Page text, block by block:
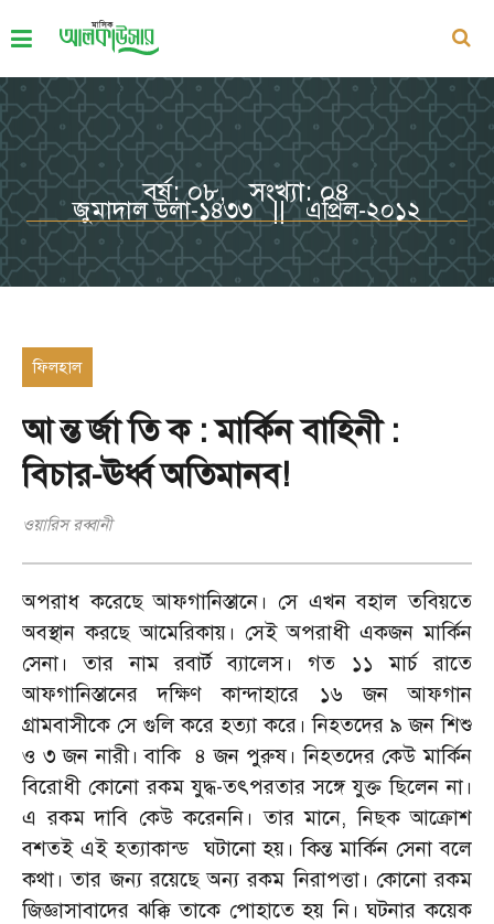
বর্ষ: ০৮, সংখ্যা: ০৪
জুমাদাল উলা-১৪৩৩ || এপ্রিল-২০১২
ফিলহাল
আ ন্ত র্জা তি ক : মার্কিন বাহিনী :
বিচার-ঊর্ধ্ব অতিমানব!
ওয়ারিস রব্বানী
অপরাধ করেছে আফগানিস্তানে। সে এখন বহাল তবিয়তে
অবস্থান করছে আমেরিকায়। সেই অপরাধী একজন মার্কিন
সেনা। তার নাম রবার্ট ব্যালেস। গত ১১ মার্চ রাতে
আফগানিস্তানের দক্ষিণ কান্দাহারে ১৬ জন আফগান
গ্রামবাসীকে সে গুলি করে হত্যা করে। নিহতদের ৯ জন শিশু
ও ৩ জন নারী। বাকি ৪ জন পুরুষ। নিহতদের কেউ মার্কিন
বিরোধী কোনো রকম যুদ্ধ-তৎপরতার সঙ্গে যুক্ত ছিলেন না।
এ রকম দাবি কেউ করেননি। তার মানে, নিছক আক্রোশ
বশতই এই হত্যাকান্ড ঘটানো হয়। কিন্ত মার্কিন সেনা বলে
কথা। তার জন্য রয়েছে অন্য রকম নিরাপত্তা। কোনো রকম
জিজ্ঞাসাবাদের ঝক্কি তাকে পোহাতে হয় নি। ঘটনার কয়েক